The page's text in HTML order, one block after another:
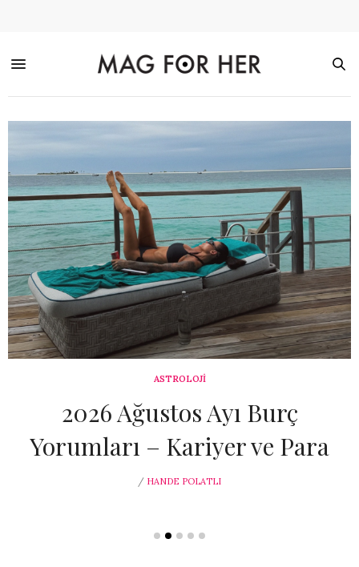
YAŞAM
Y Kuşağı Neden
Yaşlanmıyor? Estetiğe Erken
Erişim Faydalı Mı?